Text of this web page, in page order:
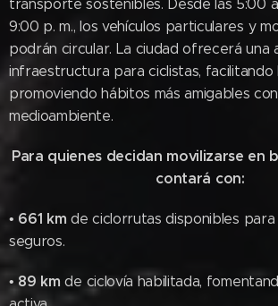
transporte sostenibles. Desde las 5:00
9:00 p. m., los vehículos particulares y
podrán circular. La ciudad ofrecerá una
infraestructura para ciclistas, facilitando
promoviendo hábitos más amigables con
medioambiente.
Para quienes decidan movilizarse en
contará con:
• 661 km de ciclorrutas disponibles para
seguros.
• 89 kmde ciclovía habilitada,